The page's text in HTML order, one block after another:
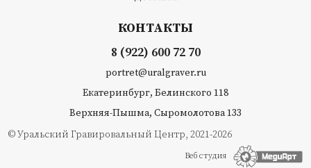
КОНТАКТЫ
8 (922) 600 72 70
portret@uralgraver.ru
Екатеринбург, Белинского 118
Верхняя-Пышма, Сыромолотова 133
© Уральский Гравировальный Центр, 2021-2026
Веб студия